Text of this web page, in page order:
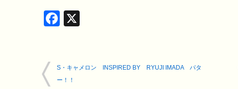
Facebook
S・キャメロン INSPIRED BY RYUJI IMADA パタ
ー！！